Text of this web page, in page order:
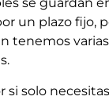
se guardan
un plazo fijo,
tenemos
si solo